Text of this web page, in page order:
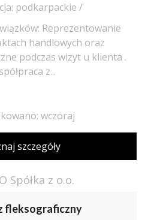
podkarpackie /
Reprezentowanie
handlowych oraz
podczas wizyt u klienta .
z...
wczoraj
szczegóły
Spółka z o.o.
fleksograficzny